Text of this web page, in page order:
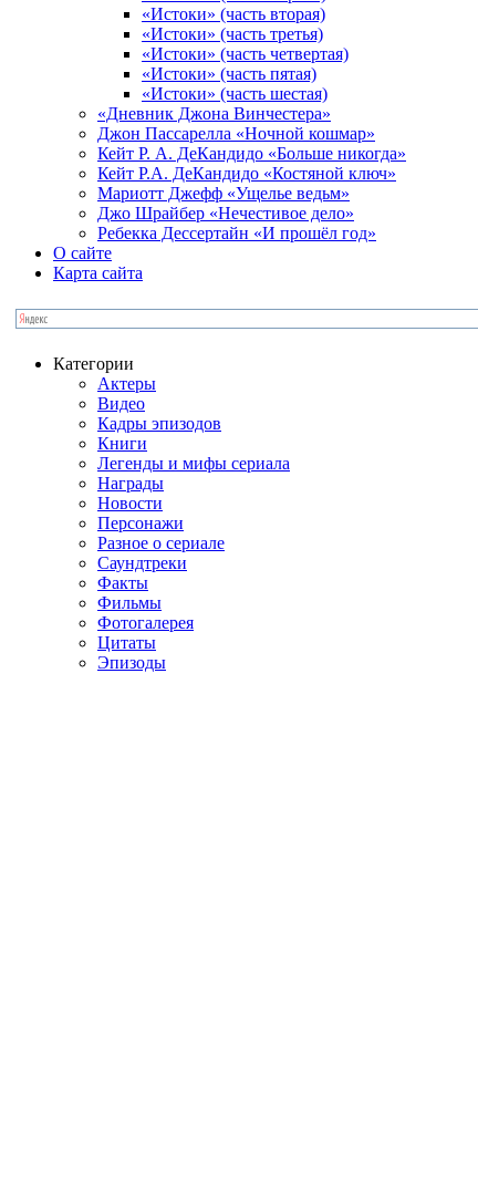
«Истоки» (часть вторая)
«Истоки» (часть третья)
«Истоки» (часть четвертая)
«Истоки» (часть пятая)
«Истоки» (часть шестая)
«Дневник Джона Винчестера»
Джон Пассарелла «Ночной кошмар»
Кейт Р. А. ДеКандидо «Больше никогда»
Кейт Р.А. ДеКандидо «Костяной ключ»
Мариотт Джефф «Ущелье ведьм»
Джо Шрайбер «Нечестивое дело»
Ребекка Десcертайн «И прошёл год»
О сайте
Карта сайта
Категории
Актеры
Видео
Кадры эпизодов
Книги
Легенды и мифы сериала
Награды
Новости
Персонажи
Разное о сериале
Саундтреки
Факты
Фильмы
Фотогалерея
Цитаты
Эпизоды